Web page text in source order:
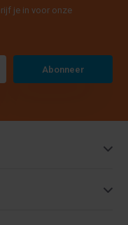
je in voor onze
Abonneer